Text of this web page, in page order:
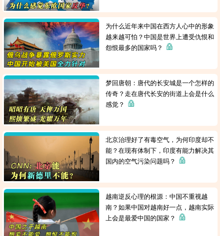
为什么近年来中国在西方人心中的形象
越来越可怕？中国是世界上遭受仇恨和
怨恨最多的国家吗？
梦回唐朝：唐代的长安城是一个怎样的
传奇？走在唐代长安的街道上会是什么
感觉？
北京治理好了有毒空气，为何印度却不
能？在现有体制下，印度有能力解决其
国内的空气污染问题吗？
越南逆反心理的根源：中国不重视越
南？如果中国对越南好一点，越南实际
上会是最爱中国的国家？